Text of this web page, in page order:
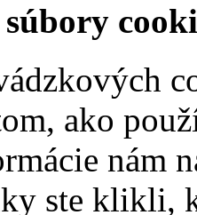
ako
nám
ste klikli,